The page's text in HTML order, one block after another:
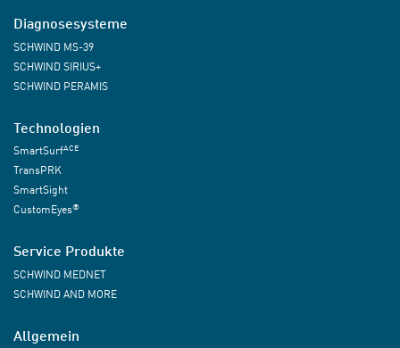
Diagnosesysteme
SCHWIND MS-39
SCHWIND SIRIUS+
SCHWIND PERAMIS
Technologien
SmartSurfACE
TransPRK
SmartSight
CustomEyes®
Service Produkte
SCHWIND MEDNET
SCHWIND AND MORE
Allgemein